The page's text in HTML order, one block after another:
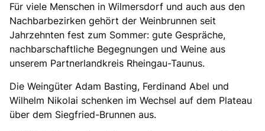
Für viele Menschen in Wilmersdorf und auch aus den
Nachbarbezirken gehört der Weinbrunnen seit
Jahrzehnten fest zum Sommer: gute Gespräche,
nachbarschaftliche Begegnungen und Weine aus
unserem Partnerlandkreis Rheingau-Taunus.
Die Weingüter Adam Basting, Ferdinand Abel und
Wilhelm Nikolai schenken im Wechsel auf dem Plateau
über dem Siegfried-Brunnen aus.